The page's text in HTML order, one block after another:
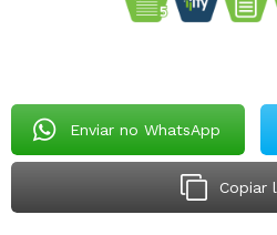
Enviar no WhatsApp
Copiar